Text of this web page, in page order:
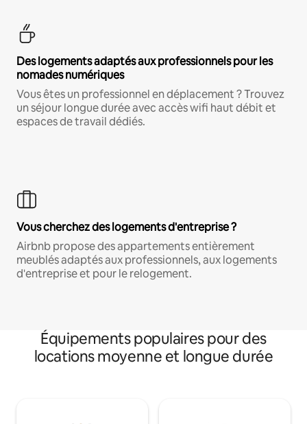
Des logements adaptés aux professionnels pour les
nomades numériques
Vous êtes un professionnel en déplacement ? Trouvez
un séjour longue durée avec accès wifi haut débit et
espaces de travail dédiés.
Vous cherchez des logements d'entreprise ?
Airbnb propose des appartements entièrement
meublés adaptés aux professionnels, aux logements
d'entreprise et pour le relogement.
Équipements populaires pour des
locations moyenne et longue durée